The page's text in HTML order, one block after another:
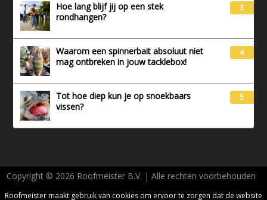
Hoe lang blijf jij op een stek
rondhangen?
3
Waarom een spinnerbait absoluut niet
mag ontbreken in jouw tacklebox!
4
Tot hoe diep kun je op snoekbaars
vissen?
5
Roofmeister maakt gebruik van cookies om ervoor te zorgen dat de website
Copyright © 2026 Roofmeister B.V. | Alle rechten voorbehouden
AVG - Privacy